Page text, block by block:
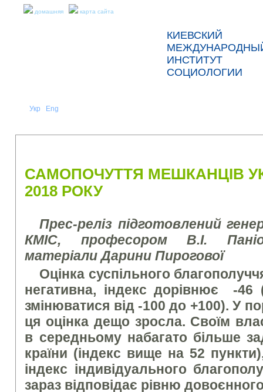
домашняя карта сайта
КИЕВСКИЙ
ИНСТИТУТ
СОЦИОЛОГИИ
Укр Eng
САМОПОЧУТТЯ МЕШКАНЦІВ
2018 РОКУ
Прес-реліз підготовлений
КМІС, професором В.І.
матеріали Дарини Пирогової
Оцінка суспільного
негативна, індекс дорівнює -46
змінюватися від -100 до +100). У
ця оцінка дещо зросла. Своїм
в середньому набагато більше
країни (індекс вище на 52
індекс індивідуального
зараз відповідає рівню